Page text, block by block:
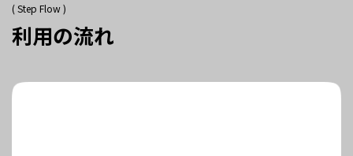
( Step Flow )
利用の流れ